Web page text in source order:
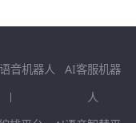
音机器人
AI客服机器
人